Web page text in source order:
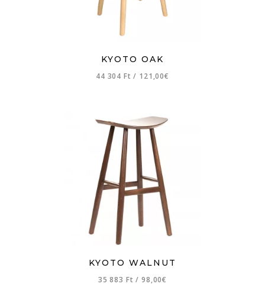
KYOTO OAK
44 304 Ft/ 121,00€
KYOTO WALNUT
35 883 Ft/ 98,00€